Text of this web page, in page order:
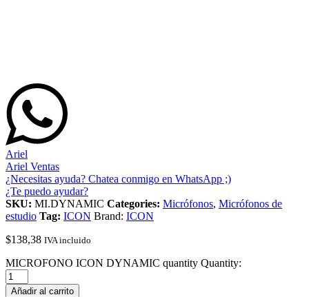
Ariel
Ariel Ventas
¿Necesitas ayuda? Chatea conmigo en WhatsApp ;)
¿Te puedo ayudar?
SKU: MI.DYNAMIC Categories: Micrófonos, Micrófonos de
estudio Tag: ICON Brand: ICON
$138,38 IVA incluido
MICROFONO ICON DYNAMIC quantity Quantity:
Añadir al carrito